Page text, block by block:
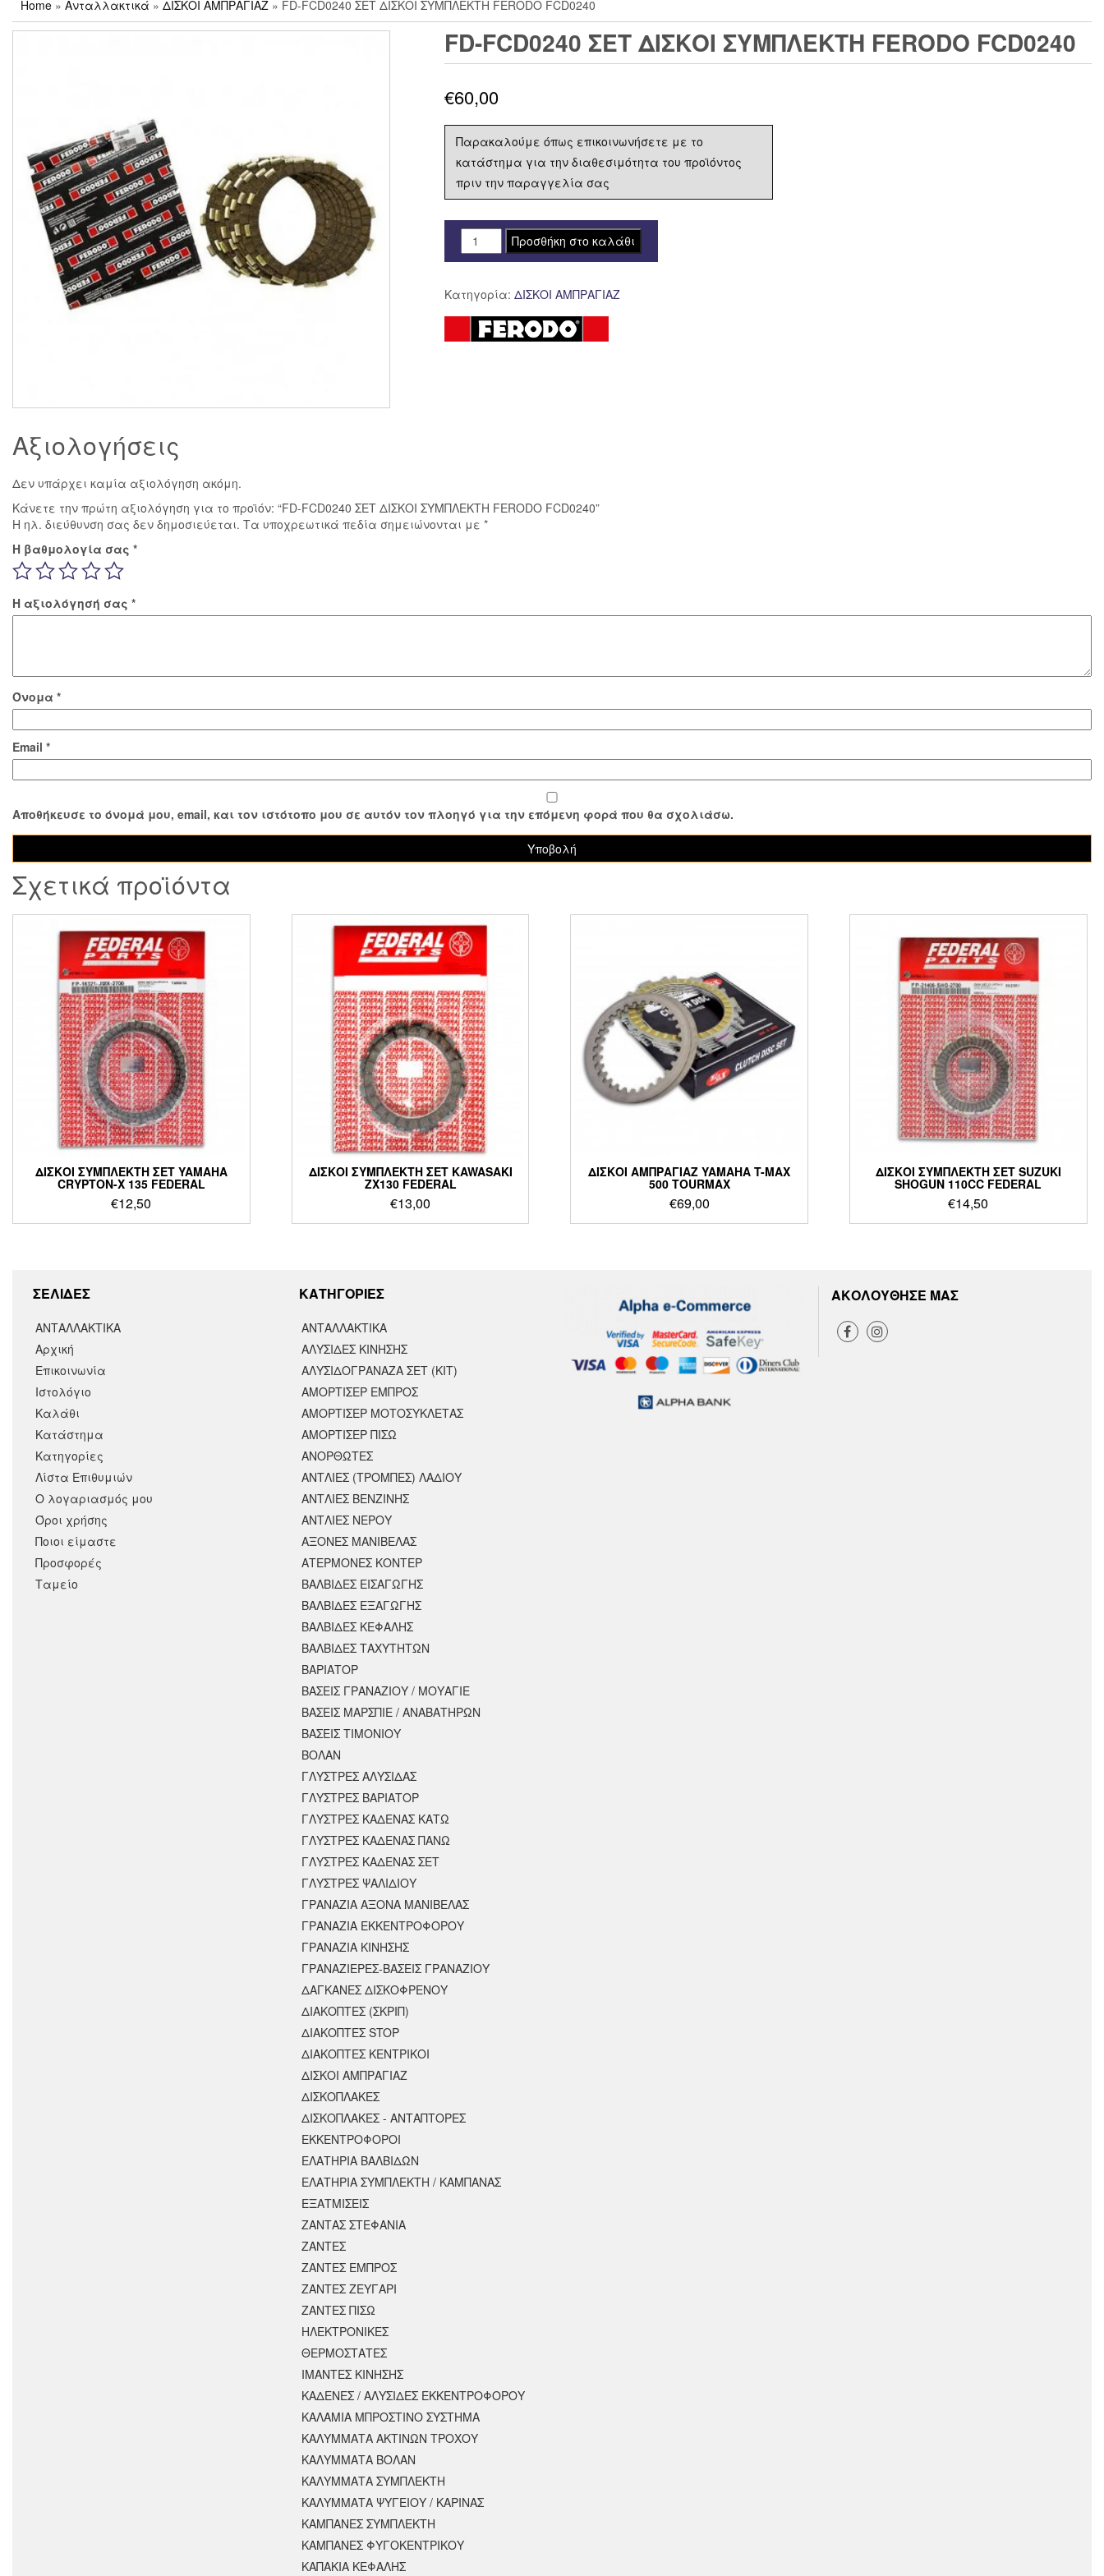
Home » Ανταλλακτικά » ΔΙΣΚΟΙ ΑΜΠΡΑΓΙΑΖ » FD-FCD0240 ΣΕΤ ΔΙΣΚΟΙ ΣΥΜΠΛΕΚΤΗ FERODO FCD0240
FD-FCD0240 ΣΕΤ ΔΙΣΚΟΙ ΣΥΜΠΛΕΚΤΗ FERODO FCD0240
€60,00
Παρακαλούμε όπως επικοινωνήσετε με το
κατάστημα για την διαθεσιμότητα του προϊόντος
πριν την παραγγελία σας
FD-
FCD0240
ΔΙΣΚΟΙ
ΣΥΜΠΛΕΚΤΗ
FERODO
Προσθήκη στο καλάθι
Κατηγορία: ΔΙΣΚΟΙ ΑΜΠΡΑΓΙΑΖ
Αξιολογήσεις
Δεν υπάρχει καμία αξιολόγηση ακόμη.
Κάνετε την πρώτη αξιολόγηση για το προϊόν: “FD-FCD0240 ΣΕΤ ΔΙΣΚΟΙ ΣΥΜΠΛΕΚΤΗ FERODO FCD0240”
Η ηλ. διεύθυνση σας δεν δημοσιεύεται. Τα υποχρεωτικά πεδία σημειώνονται με *
Η βαθμολογία σας *
Η αξιολόγησή σας *
Όνομα *
Email *
Αποθήκευσε το όνομά μου, email, και τον ιστότοπο μου σε αυτόν τον πλοηγό για την επόμενη φορά που θα σχολιάσω.
Σχετικά προϊόντα
ΔΙΣΚΟΙ ΣΥΜΠΛΕΚΤΗ ΣΕΤ YAMAHA
CRYPTON-X 135 FEDERAL
€12,50
ΔΙΣΚΟΙ ΣΥΜΠΛΕΚΤΗ ΣΕΤ KAWASAKI
ZX130 FEDERAL
€13,00
ΔΙΣΚΟΙ ΑΜΠΡΑΓΙΑΖ YAMAHA T-MAX
500 TOURMAX
€69,00
ΔΙΣΚΟΙ ΣΥΜΠΛΕΚΤΗ ΣΕΤ SUZUKI
SHOGUN 110CC FEDERAL
€14,50
ΣΕΛΙΔΕΣ
ΑΝΤΑΛΛΑΚΤΙΚΑ
Αρχική
Επικοινωνία
Ιστολόγιο
Καλάθι
Κατάστημα
Κατηγορίες
Λίστα Επιθυμιών
Ο λογαριασμός μου
Όροι χρήσης
Ποιοι είμαστε
Προσφορές
Ταμείο
KΑΤΗΓΟΡΙΕΣ
ΑΝΤΑΛΛΑΚΤΙΚΆ
ΑΛΥΣΙΔΕΣ ΚΙΝΗΣΗΣ
ΑΛΥΣΙΔΟΓΡΑΝΑΖΑ ΣΕΤ (ΚΙΤ)
ΑΜΟΡΤΙΣΕΡ ΕΜΠΡΟΣ
ΑΜΟΡΤΙΣΈΡ ΜΟΤΟΣΥΚΛΈΤΑΣ
ΑΜΟΡΤΙΣΕΡ ΠΙΣΩ
ΑΝΟΡΘΩΤΕΣ
ΑΝΤΛΙΕΣ (ΤΡΟΜΠΕΣ) ΛΑΔΙΟΥ
ΑΝΤΛΙΕΣ ΒΕΝΖΙΝΗΣ
ΑΝΤΛΙΕΣ ΝΕΡΟΥ
ΑΞΟΝΕΣ ΜΑΝΙΒΕΛΑΣ
ΑΤΕΡΜΟΝΕΣ ΚΟΝΤΕΡ
ΒΑΛΒΙΔΕΣ ΕΙΣΑΓΩΓΗΣ
ΒΑΛΒΙΔΕΣ ΕΞΑΓΩΓΗΣ
ΒΑΛΒΙΔΕΣ ΚΕΦΑΛΗΣ
ΒΑΛΒΙΔΕΣ ΤΑΧΥΤΗΤΩΝ
ΒΑΡΙΑΤΟΡ
ΒΑΣΕΙΣ ΓΡΑΝΑΖΙΟΥ / ΜΟΥΑΓΙΕ
ΒΑΣΕΙΣ ΜΑΡΣΠΙΕ / ΑΝΑΒΑΤΗΡΩΝ
ΒΑΣΕΙΣ ΤΙΜΟΝΙΟΥ
ΒΟΛΑΝ
ΓΛΥΣΤΡΕΣ ΑΛΥΣΙΔΑΣ
ΓΛΥΣΤΡΕΣ ΒΑΡΙΑΤΟΡ
ΓΛΥΣΤΡΕΣ ΚΑΔΕΝΑΣ ΚΑΤΩ
ΓΛΥΣΤΡΕΣ ΚΑΔΕΝΑΣ ΠΑΝΩ
ΓΛΥΣΤΡΕΣ ΚΑΔΕΝΑΣ ΣΕΤ
ΓΛΥΣΤΡΕΣ ΨΑΛΙΔΙΟΥ
ΓΡΑΝΑΖΙΑ ΑΞΟΝΑ ΜΑΝΙΒΕΛΑΣ
ΓΡΑΝΑΖΙΑ ΕΚΚΕΝΤΡΟΦΟΡΟΥ
ΓΡΑΝΑΖΙΑ ΚΙΝΗΣΗΣ
ΓΡΑΝΑΖΙΕΡΕΣ-ΒΑΣΕΙΣ ΓΡΑΝΑΖΙΟΥ
ΔΑΓΚΑΝΕΣ ΔΙΣΚΟΦΡΕΝΟΥ
ΔΙΑΚΟΠΤΕΣ (ΣΚΡΙΠ)
ΔΙΑΚΟΠΤΕΣ STOP
ΔΙΑΚΟΠΤΕΣ ΚΕΝΤΡΙΚΟΙ
ΔΙΣΚΟΙ ΑΜΠΡΑΓΙΑΖ
ΔΙΣΚΟΠΛΑΚΕΣ
ΔΙΣΚΟΠΛΑΚΕΣ - ΑΝΤΑΠΤΟΡΕΣ
ΕΚΚΕΝΤΡΟΦΟΡΟΙ
ΕΛΑΤΗΡΙΑ ΒΑΛΒΙΔΩΝ
ΕΛΑΤΗΡΙΑ ΣΥΜΠΛΕΚΤΗ / ΚΑΜΠΑΝΑΣ
ΕΞΑΤΜΙΣΕΙΣ
ΖΑΝΤΑΣ ΣΤΕΦΑΝΙΑ
ΖΑΝΤΕΣ
ΖΑΝΤΕΣ ΕΜΠΡΟΣ
ΖΑΝΤΕΣ ΖΕΥΓΑΡΙ
ΖΑΝΤΕΣ ΠΙΣΩ
ΗΛΕΚΤΡΟΝΙΚΕΣ
ΘΕΡΜΟΣΤΑΤΕΣ
ΙΜΑΝΤΕΣ ΚΙΝΗΣΗΣ
ΚΑΔΕΝΕΣ / ΑΛΥΣΙΔΕΣ ΕΚΚΕΝΤΡΟΦΟΡΟΥ
ΚΑΛΑΜΙΑ ΜΠΡΟΣΤΙΝΟ ΣΥΣΤΗΜΑ
ΚΑΛΥΜΜΑΤΑ ΑΚΤΙΝΩΝ ΤΡΟΧΟΥ
ΚΑΛΥΜΜΑΤΑ ΒΟΛΑΝ
ΚΑΛΥΜΜΑΤΑ ΣΥΜΠΛΕΚΤΗ
ΚΑΛΥΜΜΑΤΑ ΨΥΓΕΙΟΥ / ΚΑΡΙΝΑΣ
ΚΑΜΠΑΝΕΣ ΣΥΜΠΛΕΚΤΗ
ΚΑΜΠΑΝΕΣ ΦΥΓΟΚΕΝΤΡΙΚΟΥ
ΚΑΠΑΚΙΑ ΚΕΦΑΛΗΣ
ΑΚΟΛΟΥΘΗΣΕ ΜΑΣ